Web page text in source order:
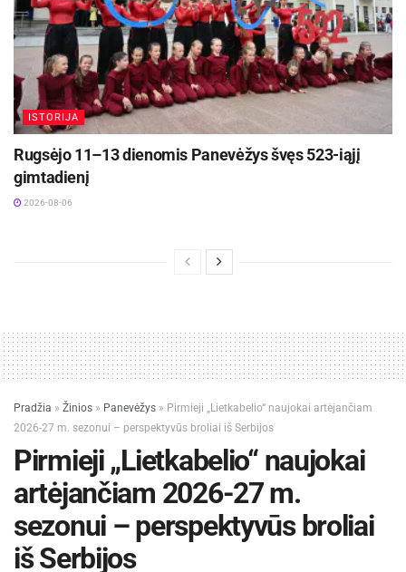
ISTORIJA
Rugsėjo 11–13 dienomis Panevėžys švęs 523-iąjį
gimtadienį
2026-08-06
Pradžia » Žinios » Panevėžys » Pirmieji „Lietkabelio“ naujokai artėjančiam
2026-27 m. sezonui – perspektyvūs broliai iš Serbijos
Pirmieji „Lietkabelio“ naujokai
artėjančiam 2026-27 m.
sezonui – perspektyvūs broliai
iš Serbijos